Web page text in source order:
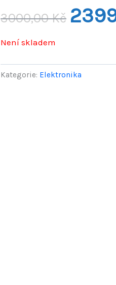
3000,00Kč
3000,00
Není skladem
Kategorie: Elektronika